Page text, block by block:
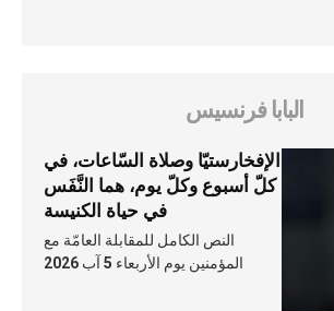
البابا فرنسيس
الإفخارستيّا وصلاة السّاعات، في
كلّ أسبوع وكلّ يوم، هما النَّفَس
في حياة الكنيسة
النص الكامل للمقابلة العامّة مع
المؤمنين يوم الأربعاء 5 آب 2026